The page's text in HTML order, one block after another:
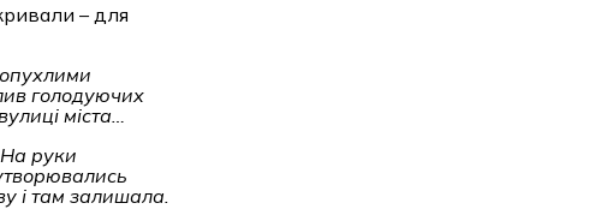
– для
голодуючих
міста…
руки
і там залишала.